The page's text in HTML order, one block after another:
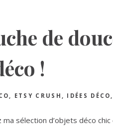
de
!
, ETSY CRUSH , IDÉES DÉCO,
sélection d’objets déco chic